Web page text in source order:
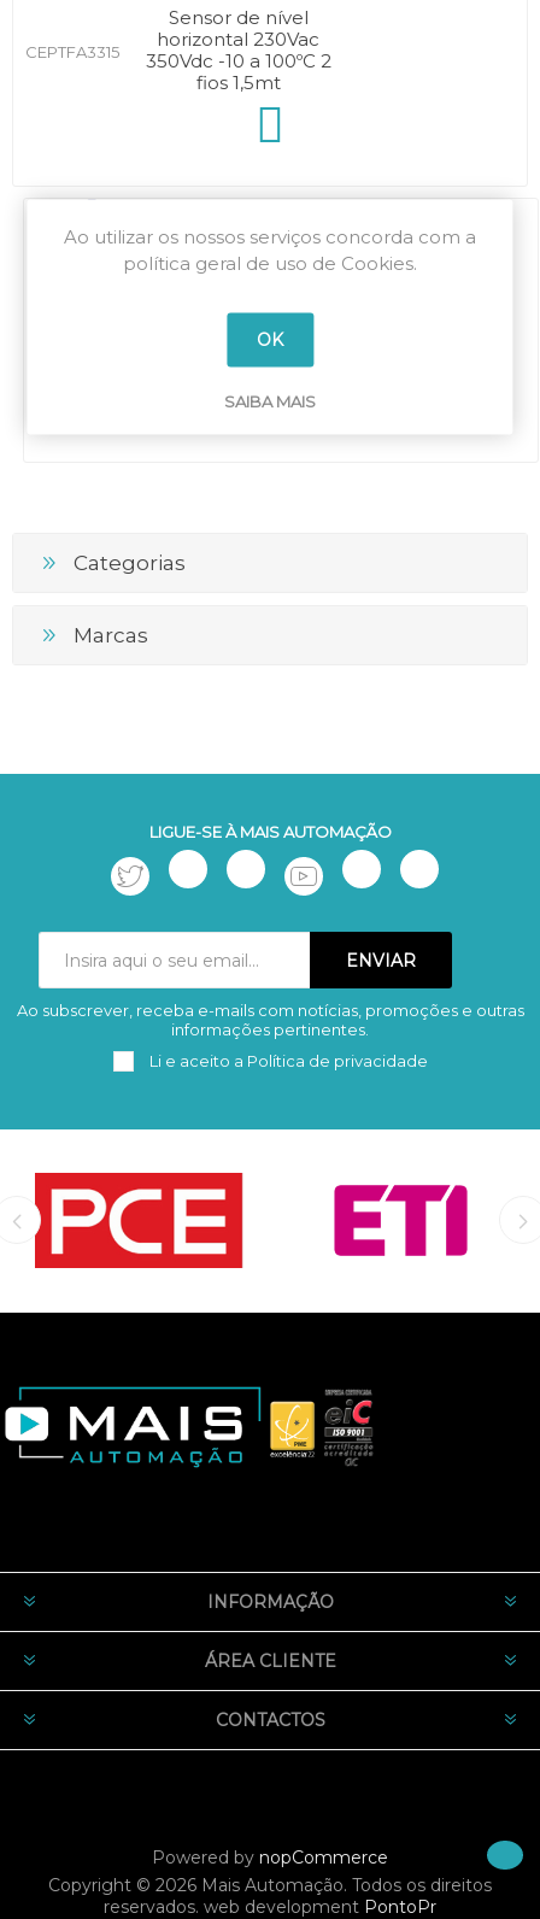
CEPTFA3315
Sensor de nível
horizontal 230Vac
350Vdc -10 a 100ºC 2
fios 1,5mt
horizontal exterior
230Vac 350Vdc -10 a
Categorias
Marcas
LIGUE-SE À MAIS AUTOMAÇÃO
Subscrever Remover
Ao subscrever, receba e-mails com notícias, promoções e outras
informações pertinentes.
Li e aceito a Política de privacidade
INFORMAÇÃO
ÁREA CLIENTE
CONTACTOS
Powered by nopCommerce
Copyright © 2026 Mais Automação. Todos os direitos
reservados. web development PontoPr
Ao utilizar os nossos serviços concorda com a
política geral de uso de Cookies.
OK
SAIBA MAIS